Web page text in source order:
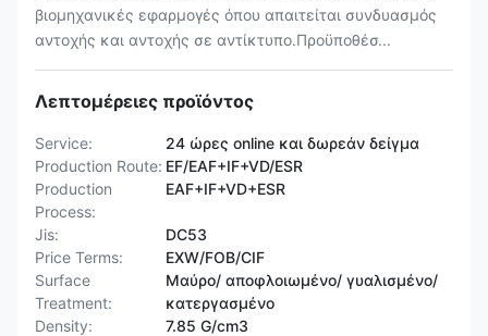
βιομηχανικές εφαρμογές όπου απαιτείται συνδυασμός
αντοχής και αντοχής σε αντίκτυπο.Προϋποθέσ...
Λεπτομέρειες προϊόντος
Service:
24 ώρες online και δωρεάν δείγμα
Production Route: EF/EAF+IF+VD/ESR
Production
Process:
EAF+IF+VD+ESR
Jis:
DC53
Price Terms:
EXW/FOB/CIF
Surface
Treatment:
Μαύρο/ αποφλοιωμένο/ γυαλισμένο/
κατεργασμένο
Density:
7.85 G/cm3